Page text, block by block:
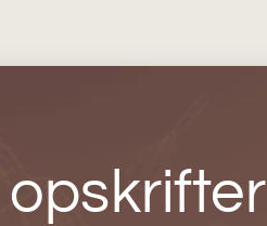
opskrifter